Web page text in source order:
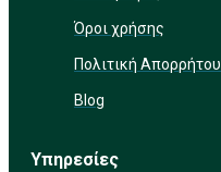
Όροι χρήσης
Πολιτική Απορρήτου
Blog
Υπηρεσίες